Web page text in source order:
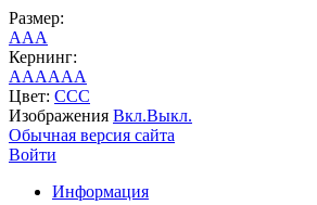
Размер:
AAA
Кернинг:
AAAAAA
Цвет: CCC
Изображения Вкл.Выкл.
Обычная версия сайта
Войти
Информация